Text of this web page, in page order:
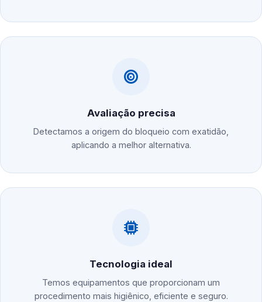
Avaliação precisa
Detectamos a origem do bloqueio com exatidão,
aplicando a melhor alternativa.
Tecnologia ideal
Temos equipamentos que proporcionam um
procedimento mais higiênico, eficiente e seguro.